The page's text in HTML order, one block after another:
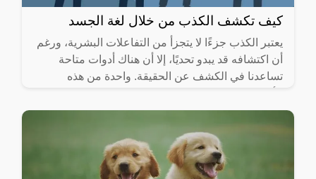
كيف تكشف الكذب من خلال لغة الجسد
يعتبر الكذب جزءًا لا يتجزأ من التفاعلات البشرية، ورغم
أن اكتشافه قد يبدو تحديًا، إلا أن هناك أدوات متاحة
تساعدنا في الكشف عن الحقيقة. واحدة من هذه